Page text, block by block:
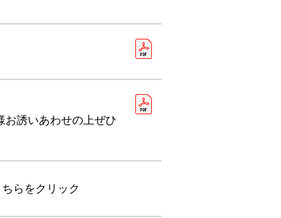
お誘いあわせの上ぜひ
らをクリック